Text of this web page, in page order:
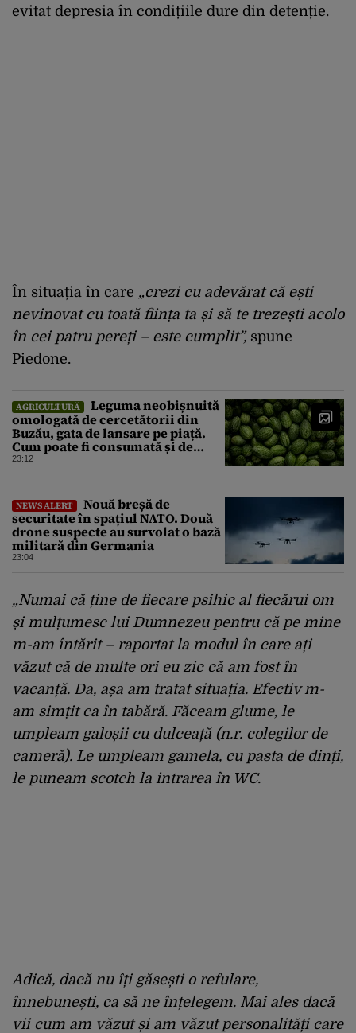
evitat depresia în condițiile dure din detenție.
În situația în care „crezi cu adevărat că ești
nevinovat cu toată ființa ta și să te trezești acolo
în cei patru pereți – este cumplit”,spune
Piedone.
AGRICULTURĂ
Leguma neobișnuită
omologată de cercetătorii din
Buzău, gata de lansare pe piață.
Cum poate fi consumată și de
unde provine soiul
23:12
NEWS ALERT
Nouă breșă de
securitate în spațiul NATO. Două
drone suspecte au survolat o bază
militară din Germania
23:04
„Numai că ține de fiecare psihic al fiecărui om
șimulțumesc lui Dumnezeupentru că pe mine
m-am întărit – raportat la modul în care ați
văzut că de multe ori eu zic că am fost în
vacanță. Da, așa am tratat situația. Efectiv m-
am simțit ca în tabără. Făceam glume, le
umpleam galoșii cu dulceață (n.r. colegilor de
cameră). Le umpleam gamela, cu pasta de dinți,
le puneam scotch la intrarea în WC.
Adică, dacă nu îți găsești o refulare,
înnebunești, ca să ne înțelegem. Mai ales dacă
vii cum am văzut și am văzut personalități care